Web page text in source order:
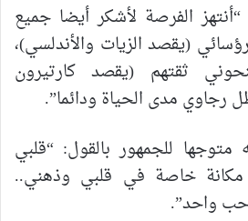
الفرصة لأشكر أيضا جميع
(يقصد الزيات والأندلسي)،
ثقتهم (يقصد كارتيرون
مدى الحياة ودائما”.
متوجها للجمهور بالقول: “قلبي
خاصة في قلبي وذهني..
حب واحد”.